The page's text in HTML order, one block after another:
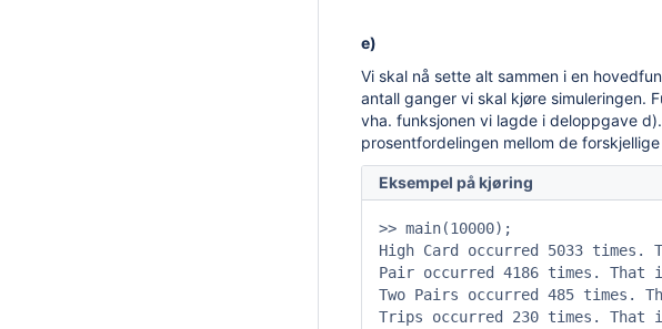
e)
Vi skal nå sette alt sammen i en
antall ganger vi skal kjøre simuleringen.
vha. funksjonen vi lagde i deloppgave
prosentfordelingen mellom de
Eksempel på kjøring
>> main(10000);
High Card occurred 5033 times.
Pair occurred 4186 times. That
Two Pairs occurred 485 times.
Trips occurred 230 times. That